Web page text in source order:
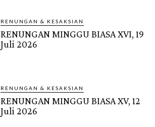
RENUNGAN & KESAKSIAN
RENUNGAN MINGGU BIASA XVI, 19
Juli 2026
RENUNGAN & KESAKSIAN
RENUNGAN MINGGU BIASA XV, 12
Juli 2026